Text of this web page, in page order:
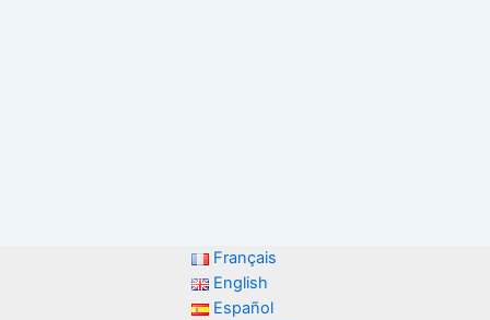
Français
English
Español